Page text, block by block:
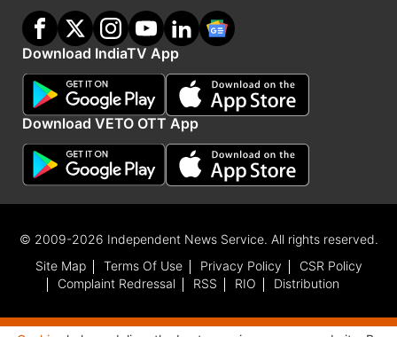
VIDEO: कत्ल करने के लिए ट्रक में भरकर 50 गायें ले जा
रहे थे तस्कर, फिल्मी स्टाइल में पुलिस ने पकड़ा
Advertisement
Download IndiaTV App
Download VETO OTT App
© 2009-2026 Independent News Service. All rights reserved.
Site Map
Terms Of Use Privacy Policy
CSR Policy
Complaint Redressal
RSS RIO Distribution